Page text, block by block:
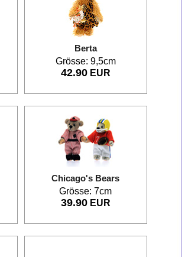
Berta
Grösse: 9,5cm
42.90EUR
Chicago's Bears
Grösse: 7cm
39.90EUR